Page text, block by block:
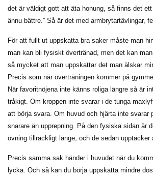
det är väldigt gott att äta honung, så finns det
ännu bättre.” Så är det med armbrytartävlingar,
För att fullt ut uppskatta bra saker måste man
man kan bli fysiskt övertränad, men det kan
så mycket att man uppskattar det man älskar
Precis som när överträningen kommer på
När favoritnöjena inte känns roliga längre så är
tråkigt. Om kroppen inte svarar i de tunga
att börja svara. Om huvud och hjärta inte
snarare än upprepning. På den fysiska sidan är
övning tillräckligt länge, och de sedan
Precis samma sak händer i huvudet när du
lycka. Och så kan du börja uppskatta mindre